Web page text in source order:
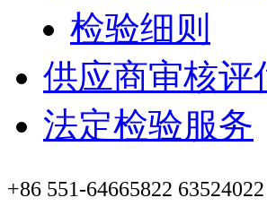
检验细则
供应商审核评
法定检验服务
+86 551-64665822 63524022